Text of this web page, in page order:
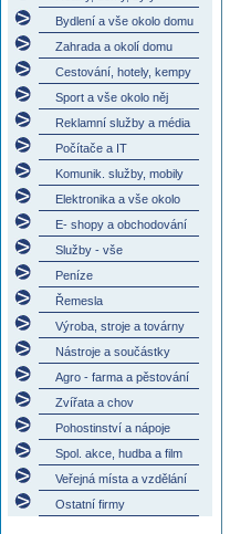
Bydlení a vše okolo domu
Zahrada a okolí domu
Cestování, hotely, kempy
Sport a vše okolo něj
Reklamní služby a média
Počítače a IT
Komunik. služby, mobily
Elektronika a vše okolo
E- shopy a obchodování
Služby - vše
Peníze
Řemesla
Výroba, stroje a továrny
Nástroje a součástky
Agro - farma a pěstování
Zvířata a chov
Pohostinství a nápoje
Spol. akce, hudba a film
Veřejná místa a vzdělání
Ostatní firmy